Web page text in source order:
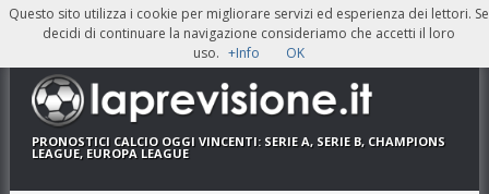
PRONOSTICI CALCIO OGGIVINCENTI: SERIE A, SERIE B, CHAMPIONS
LEAGUE, EUROPA LEAGUE
Questo sito utilizza i cookie per migliorare servizi ed esperienza dei lettori. Se
decidi di continuare la navigazione consideriamo che accetti il loro
uso. +Info OK